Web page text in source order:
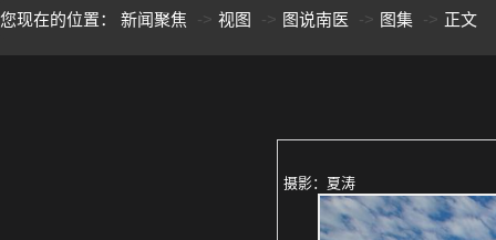
您现在的位置： 新闻聚焦 视图 图说南医 图集 正文
摄影：夏涛